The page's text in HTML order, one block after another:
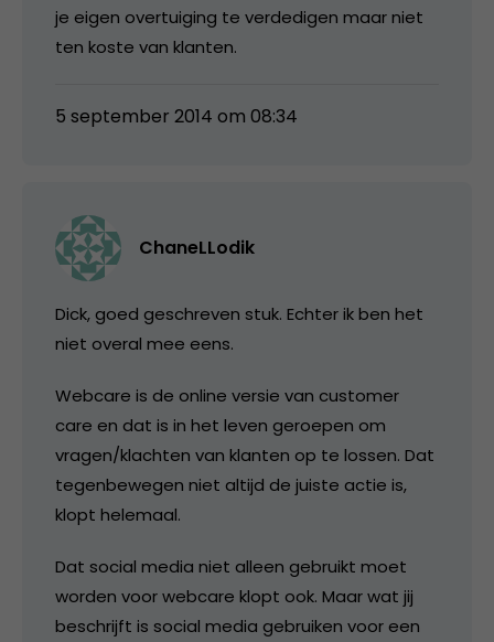
je eigen overtuiging te verdedigen maar niet
ten koste van klanten.
5 september 2014 om 08:34
ChaneLLodik
Dick, goed geschreven stuk. Echter ik ben het
niet overal mee eens.
Webcare is de online versie van customer
care en dat is in het leven geroepen om
vragen/klachten van klanten op te lossen. Dat
tegenbewegen niet altijd de juiste actie is,
klopt helemaal.
Dat social media niet alleen gebruikt moet
worden voor webcare klopt ook. Maar wat jij
beschrijft is social media gebruiken voor een